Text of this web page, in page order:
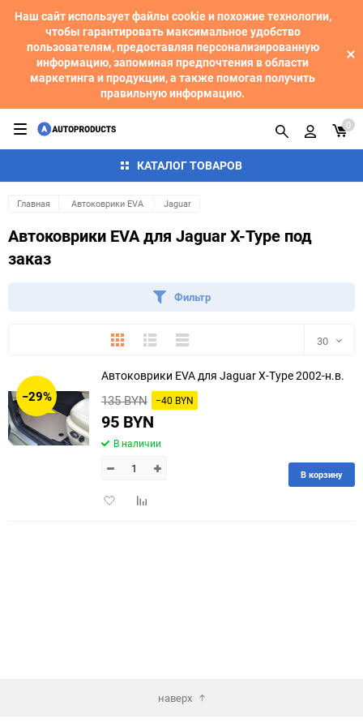
Наш сайт использует файлы cookie и похожие технологии,
чтобы гарантировать максимальное удобство
пользователям, предоставляя персонализированную
информацию, запоминая предпочтения в области
маркетинга и продукции, а также помогая получить
правильную информацию.
КАТАЛОГ ТОВАРОВ
0
Главная Автоковрики EVA Jaguar
Автоковрики EVA для Jaguar X-Type под
заказ
Фильтр
ПлиткаПодробноКомпактно 30
30
150
−29%
Автоковрики EVA для Jaguar X-Type 2002-н.в.
135 BYN −40 BYN
95 BYN
В наличии
ДобавитьДобавить
В корзину
наверх